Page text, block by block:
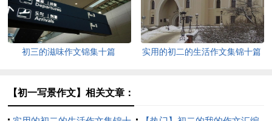
初三的滋味作文锦集十篇 实用的初二的生活作文集锦十篇
【初一写景作文】相关文章：